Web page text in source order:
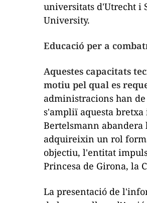
universitats d'Utrecht i
University.
Educació per a
Aquestes capacitats
motiu pel qual es
administracions han
s'ampliï aquesta
Bertelsmann abandera
adquireixin un rol
objectiu, l'entitat
Princesa de Girona, la
La presentació de